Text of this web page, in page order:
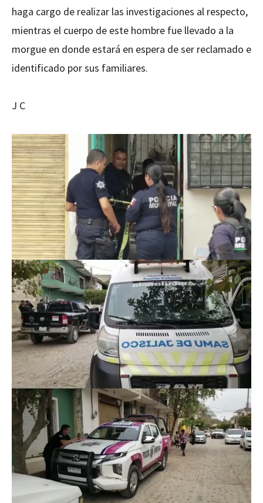
haga cargo de realizar las investigaciones al respecto,
mientras el cuerpo de este hombre fue llevado a la
morgue en donde estará en espera de ser reclamado e
identificado por sus familiares.
J C